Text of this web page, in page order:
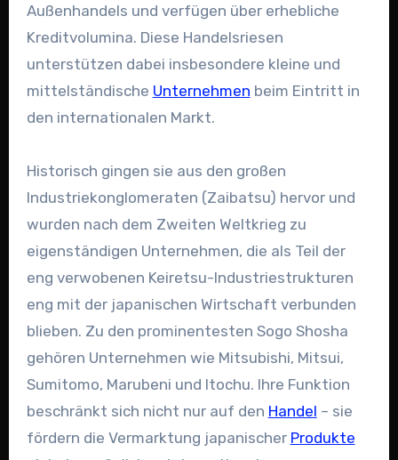
Außenhandels und verfügen über erhebliche
Kreditvolumina. Diese Handelsriesen
unterstützen dabei insbesondere kleine und
mittelständische Unternehmen beim Eintritt in
den internationalen Markt.
Historisch gingen sie aus den großen
Industriekonglomeraten (Zaibatsu) hervor und
wurden nach dem Zweiten Weltkrieg zu
eigenständigen Unternehmen, die als Teil der
eng verwobenen Keiretsu-Industriestrukturen
eng mit der japanischen Wirtschaft verbunden
blieben. Zu den prominentesten Sogo Shosha
gehören Unternehmen wie Mitsubishi, Mitsui,
Sumitomo, Marubeni und Itochu. Ihre Funktion
beschränkt sich nicht nur auf den Handel – sie
fördern die Vermarktung japanischer Produkte